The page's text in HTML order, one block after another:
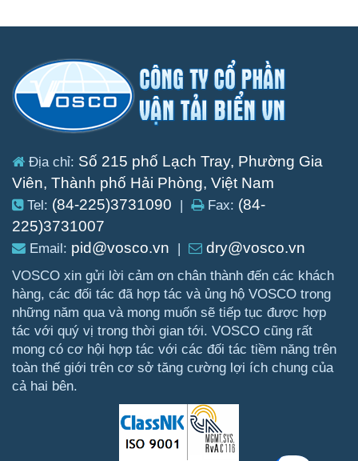
Địa chỉ: Số 215 phố Lạch Tray, Phường Gia
Viên, Thành phố Hải Phòng, Việt Nam
Tel: (84-225)3731090 | Fax: (84-
225)3731007
Email: pid@vosco.vn | dry@vosco.vn
VOSCO xin gửi lời cảm ơn chân thành đến các khách
hàng, các đối tác đã hợp tác và ủng hộ VOSCO trong
những năm qua và mong muốn sẽ tiếp tục được hợp
tác với quý vị trong thời gian tới. VOSCO cũng rất
mong có cơ hội hợp tác với các đối tác tiềm năng trên
toàn thế giới trên cơ sở tăng cường lợi ích chung của
cả hai bên.